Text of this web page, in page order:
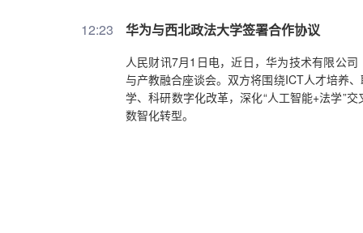
12:23 华为与西北政法大学签署合作协议
人民财讯7月1日电，近日，华为技术有限公
与产教融合座谈会。双方将围绕ICT人才培养
学、科研数字化改革，深化“人工智能+法学”
数智化转型。